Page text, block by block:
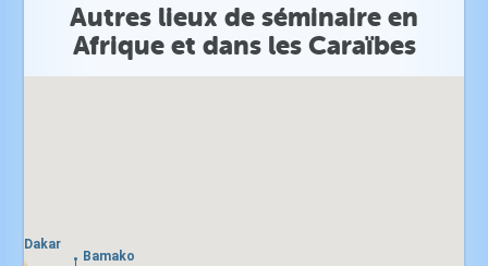
Autres lieux de séminaire en
Afrique et dans les Caraïbes
Dakar
Bamako
Dakar
Bamako